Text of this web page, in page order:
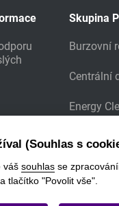
Skupina
Burzovní
Centrální
Energy
(Souhlas s
váš souhlasse
tlačítko "Povolit vše".